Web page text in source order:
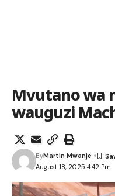
Mvutano wa
wauguzi
August 18, 2025 4:42 Pm
ByMartin Mwanje